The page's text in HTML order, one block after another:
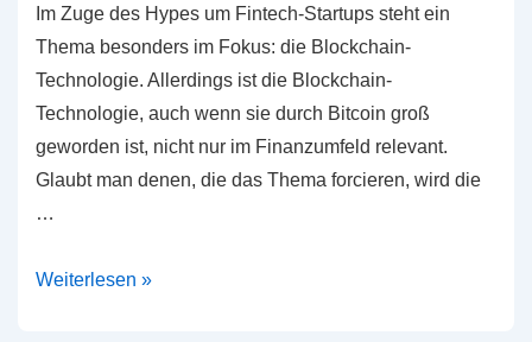
Im Zuge des Hypes um Fintech-Startups steht ein
Thema besonders im Fokus: die Blockchain-
Technologie. Allerdings ist die Blockchain-
Technologie, auch wenn sie durch Bitcoin groß
geworden ist, nicht nur im Finanzumfeld relevant.
Glaubt man denen, die das Thema forcieren, wird die
…
Blockchain-
Weiterlesen »